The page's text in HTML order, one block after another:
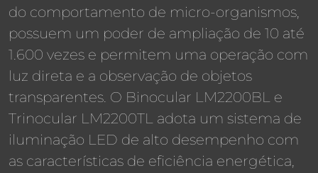
do comportamento de micro-organismos,
possuem um poder de ampliação de 10 até
1.600 vezes e permitem uma operação com
luz direta e a observação de objetos
transparentes. O Binocular LM2200BL e
Trinocular LM2200TL adota um sistema de
iluminação LED de alto desempenho com
as características de eficiência energética,